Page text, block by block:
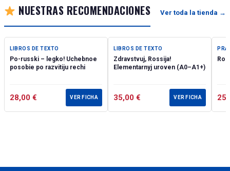
NUESTRAS RECOMENDACIONES Ver toda la tienda →
DESTACADO
LIBROS DE TEXTO
Po-russki – legko! Uchebnoe
posobie po razvitiju rechi
28,00 € VER FICHA
DESTACADO
LIBROS DE TEXTO
Zdravstvuj, Rossija!
Elementarnyj uroven (А0–А1+)
35,00 € VER FICHA